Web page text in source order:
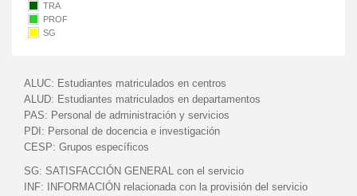
TRA
PROF
SG
ALUC: Estudiantes matriculados en centros
ALUD: Estudiantes matriculados en departamentos
PAS: Personal de administración y servicios
PDI: Personal de docencia e investigación
CESP: Grupos específicos
SG: SATISFACCIÓN GENERAL con el servicio
INF:
INFORMACIÓN relacionada con la provisión del servicio